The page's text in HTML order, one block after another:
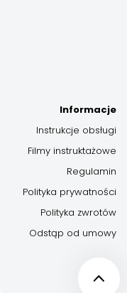
Informacje
Instrukcje obsługi
Filmy instruktażowe
Regulamin
Polityka prywatności
Polityka zwrotów
Odstąp od umowy